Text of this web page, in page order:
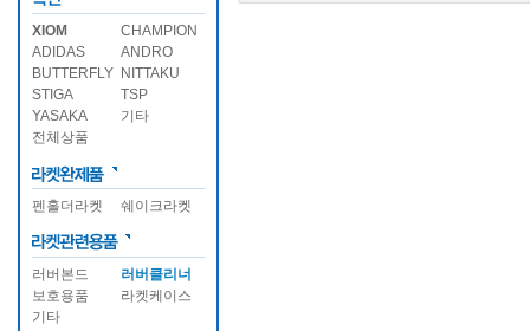
XIOM
CHAMPION
ADIDAS
ANDRO
BUTTERFLY NITTAKU
STIGA
TSP
YASAKA
기타
전체상품
펜홀더라켓 쉐이크라켓
러버본드
러버클리너
보호용품
라켓케이스
기타